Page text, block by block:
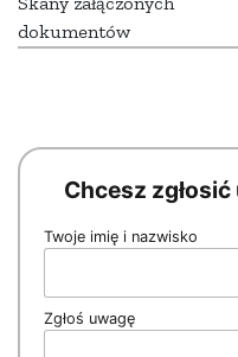
dokumentów
Chcesz
Twoje imię i nazwisko
Zgłoś uwagę